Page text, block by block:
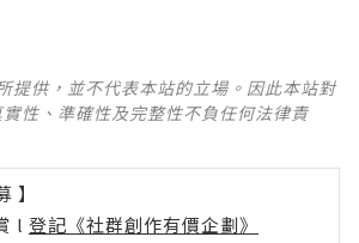
提供，並不代表本站的立場。因此本站對
性、準確性及完整性不負任何法律責
】
l 登記《社群創作有價企劃》